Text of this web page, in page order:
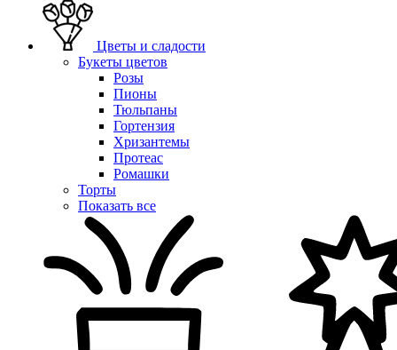
Цветы и сладости
Букеты цветов
Розы
Пионы
Тюльпаны
Гортензия
Хризантемы
Протеас
Ромашки
Торты
Показать все